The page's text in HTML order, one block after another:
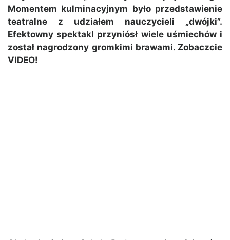
Momentem kulminacyjnym było przedstawienie
teatralne z udziałem nauczycieli „dwójki”.
Efektowny spektakl przyniósł wiele uśmiechów i
został nagrodzony gromkimi brawami. Zobaczcie
VIDEO!